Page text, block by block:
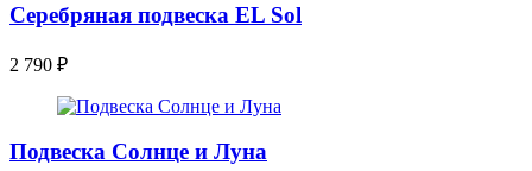
Серебряная подвеска EL Sol
2 790 ₽
Подвеска Солнце и Луна